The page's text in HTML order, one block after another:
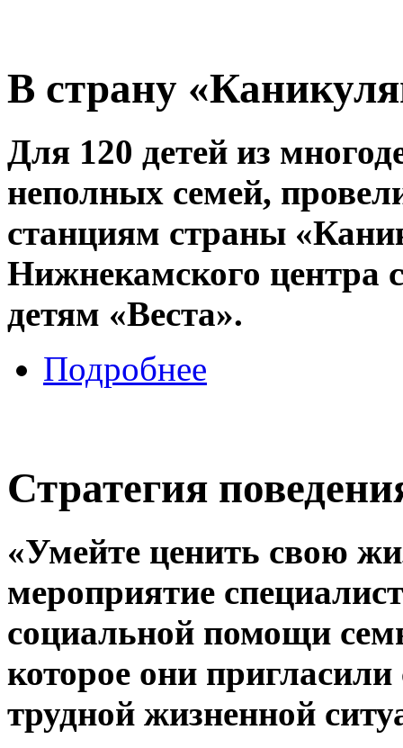
В страну
Для 120 детей из
неполных семей,
станциям страны
Нижнекамского центра
детям «Веста».
Подробнее
Стратегия
«Умейте ценить свою
мероприятие
социальной помощи
которое они
трудной жизненной